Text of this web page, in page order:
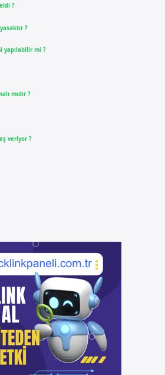
?
?
yapılabilir mi ?
mıdır ?
veriyor ?